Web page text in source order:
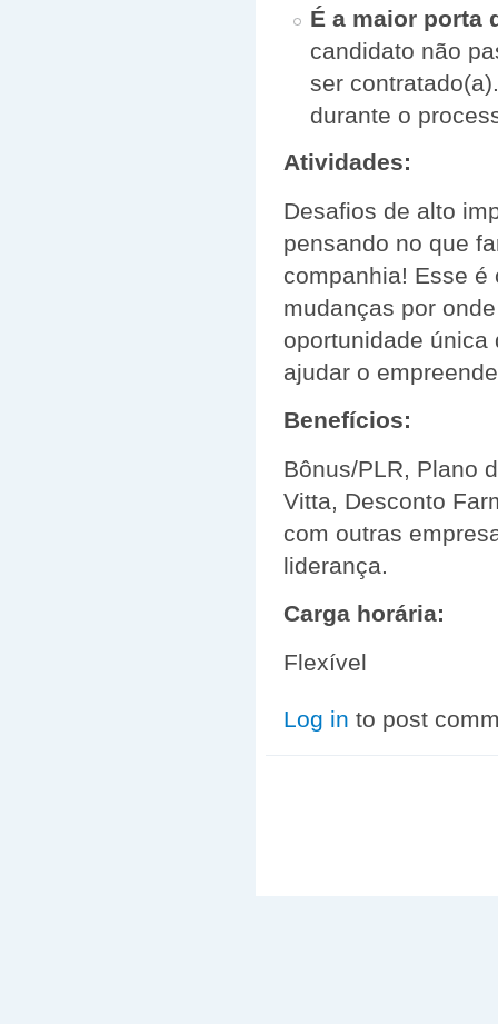
É a maior porta
candidato não
ser
durante o
Atividades:
Desafios de alto
pensando no que
companhia! Esse é
mudanças por
oportunidade única
ajudar o
Benefícios:
Bônus/PLR, Plano
Vitta, Desconto
com outras
liderança.
Carga horária:
Flexível
Log in to post